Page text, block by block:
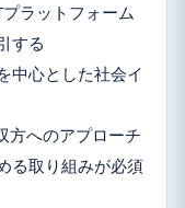
ラットフォーム
する
中心とした社会イ
方へのアプローチ
る取り組みが必須